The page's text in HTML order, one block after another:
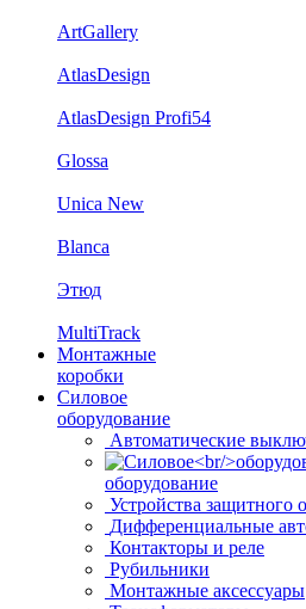
ArtGallery
AtlasDesign
AtlasDesign Profi54
Glossa
Unica New
Blanca
Этюд
MultiTrack
Монтажные
коробки
Силовое
оборудование
Автоматические
оборудование
Устройства
Дифференциальные
Контакторы и реле
Рубильники
Монтажные аксессуары